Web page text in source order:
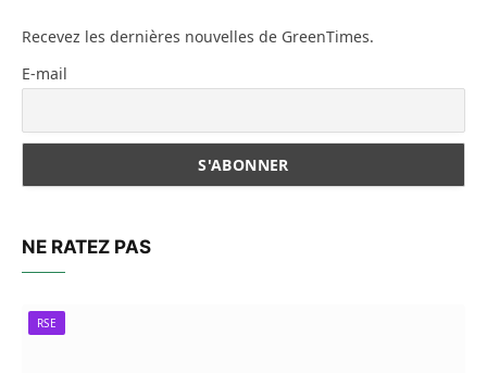
Recevez les dernières nouvelles de GreenTimes.
E-mail
NE RATEZ PAS
RSE